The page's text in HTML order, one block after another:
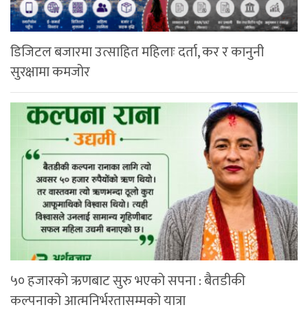
डिजिटल बजारमा उत्साहित महिलाः दर्ता, कर र कानुनी
सुरक्षामा कमजोर
५० हजारको ऋणबाट सुरु भएको सपना : बैतडीकी
कल्पनाको आत्मनिर्भरतासम्मको यात्रा